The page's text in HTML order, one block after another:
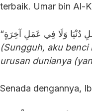
(Sungguh, aku
urusan dunianya